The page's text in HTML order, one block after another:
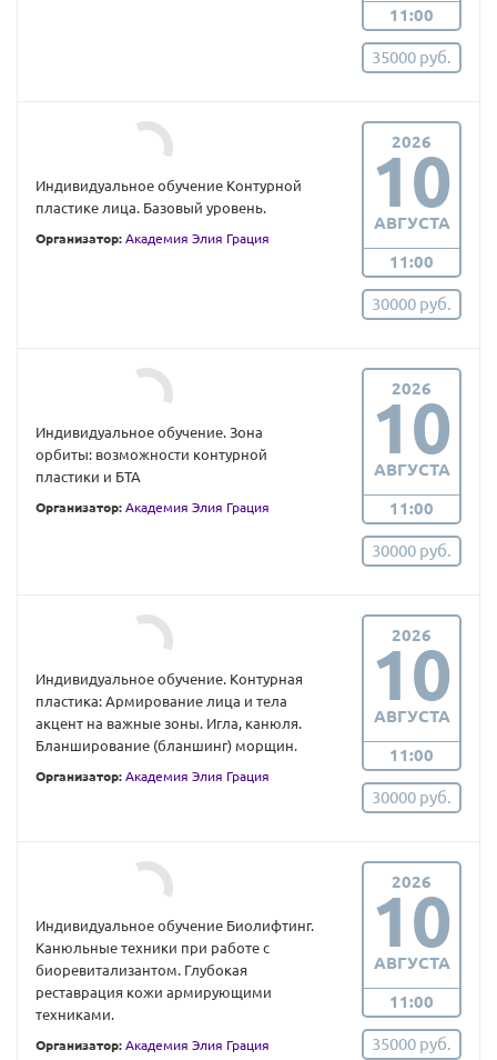
11:00
35000 руб.
Индивидуальное обучение Контурной
пластике лица. Базовый уровень.
Организатор: Академия Элия Грация
2026
10
АВГУСТА
11:00
30000 руб.
Индивидуальное обучение. Зона
орбиты: возможности контурной
пластики и БТА
Организатор: Академия Элия Грация
2026
10
АВГУСТА
11:00
30000 руб.
Индивидуальное обучение. Контурная
пластика: Армирование лица и тела
акцент на важные зоны. Игла, канюля.
Бланширование (бланшинг) морщин.
Организатор: Академия Элия Грация
2026
10
АВГУСТА
11:00
30000 руб.
Индивидуальное обучение Биолифтинг.
Канюльные техники при работе с
биоревитализантом. Глубокая
реставрация кожи армирующими
техниками.
Организатор: Академия Элия Грация
2026
10
АВГУСТА
11:00
35000 руб.